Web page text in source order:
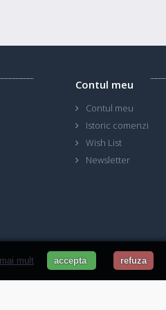
mult accepta refuza
Contul meu
Contul meu
Istoric comenzi
Wish List
Newsletter